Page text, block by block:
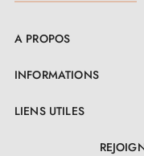
A PROPOS
INFORMATIONS
LIENS UTILES